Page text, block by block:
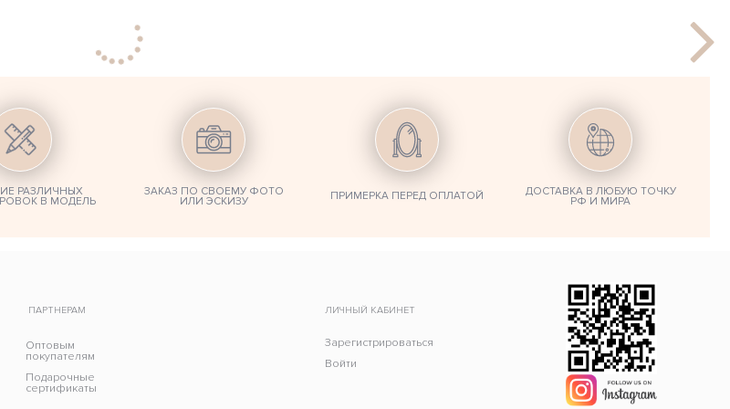
РАЗЛИЧНЫХ
В МОДЕЛЬ
ЗАКАЗ ПО СВОЕМУ ФОТО
ИЛИ ЭСКИЗУ ПРИМЕРКА ПЕРЕД ОПЛАТОЙ ДОСТАВКА В ЛЮБУЮ ТОЧКУ
РФ И МИРА
ПАРТНЕРАМ
Оптовым
покупателям
Подарочные
сертификаты
ЛИЧНЫЙ КАБИНЕТ
Зарегистрироваться
Войти